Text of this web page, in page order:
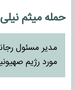
حمله میثم
مدیر مسئول
مورد رژیم